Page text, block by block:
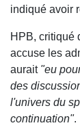
indiqué avoir
HPB, critiqué
accuse les
aurait "eu
des
l'univers du
continuation".